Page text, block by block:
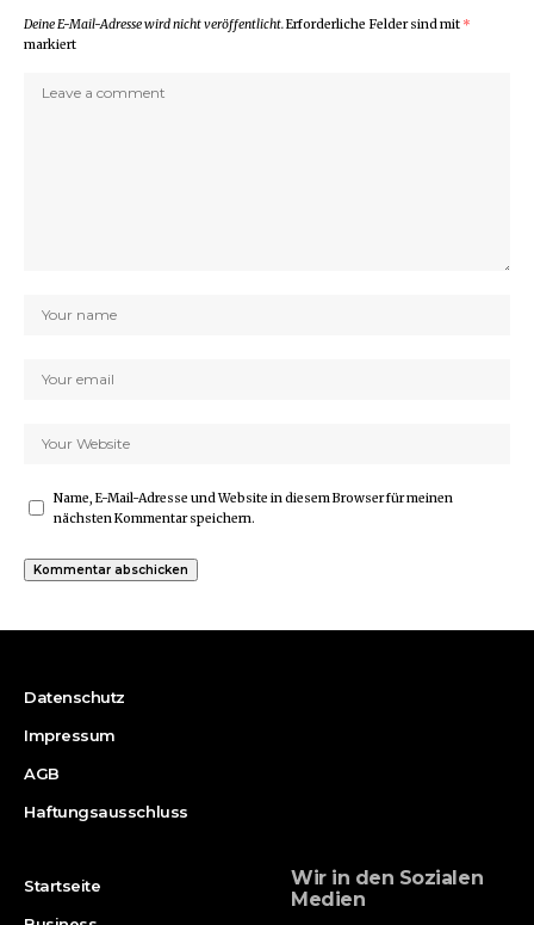
Deine E-Mail-Adresse wird nicht veröffentlicht.Erforderliche Felder sind mit *
markiert
Name, E-Mail-Adresse und Website in diesem Browser für meinen
nächsten Kommentar speichern.
Datenschutz
Impressum
AGB
Haftungsausschluss
Startseite
Wir in den Sozialen
Medien